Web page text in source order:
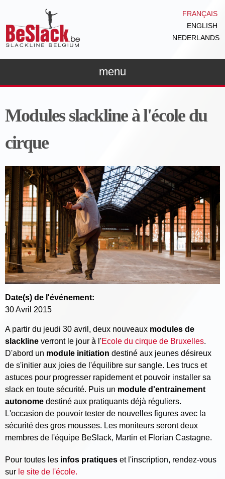
FRANÇAIS
ENGLISH
NEDERLANDS
menu
Modules slackline à l'école du
cirque
Date(s) de l'événement:
30 Avril 2015
A partir du jeudi 30 avril, deux nouveaux modules de
slackline verront le jour à l'Ecole du cirque de Bruxelles.
D'abord un module initiation destiné aux jeunes désireux
de s'initier aux joies de l'équilibre sur sangle. Les trucs et
astuces pour progresser rapidement et pouvoir installer sa
slack en toute sécurité. Puis un module d'entrainement
autonome destiné aux pratiquants déjà réguliers.
L'occasion de pouvoir tester de nouvelles figures avec la
sécurité des gros mousses. Les moniteurs seront deux
membres de l'équipe BeSlack, Martin et Florian Castagne.
Pour toutes les infos pratiques et l'inscription, rendez-vous
sur le site de l'école.